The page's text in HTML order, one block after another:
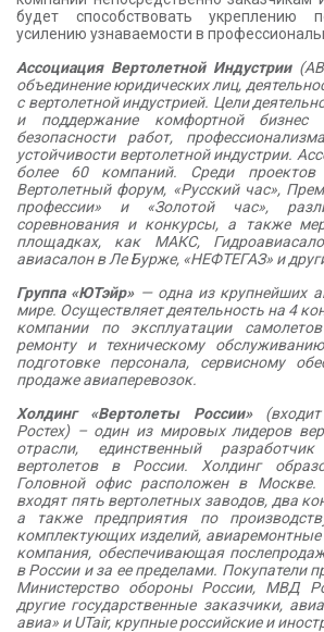
будет способствовать укреплению
усилению узнаваемости в
Ассоциация Вертолетной Индустрии
объединение юридических лиц,
с вертолетной индустрией. Цели
и поддержание комфортной бизнес
безопасности работ,
устойчивости вертолетной индустрии.
более 60 компаний. Среди
Вертолетный форум, «Русский час»,
профессии» и «Золотой час»,
соревнования и конкурсы, а также
площадках, как МАКС,
авиасалон в Ле Бурже, «НЕФТЕГАЗ» и
Группа «ЮТэйр»— одна из крупнейших
мире. Осуществляет деятельность на 4
компании по эксплуатации
ремонту и техническому
подготовке персонала, сервисному
продаже авиаперевозок.
Холдинг «Вертолеты России»(входит
Ростех) – один из мировых лидеров
отрасли, единственный
вертолетов в России. Холдинг
Головной офис расположен в Москве.
входят пять вертолетных заводов, два
а также предприятия по
комплектующих изделий,
компания, обеспечивающая
в России и за ее пределами. Покупатели
Министерство обороны России, МВД
другие государственные заказчики,
авиа» и UTair, крупные российские и